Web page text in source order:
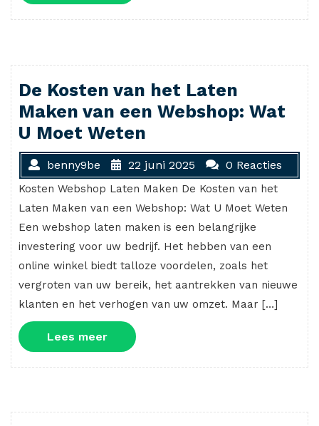
meer
De Kosten van het Laten
Maken van een Webshop: Wat
U Moet Weten
benny9be 22 juni 2025 0 Reacties
Kosten Webshop Laten Maken De Kosten van het
Laten Maken van een Webshop: Wat U Moet Weten
Een webshop laten maken is een belangrijke
investering voor uw bedrijf. Het hebben van een
online winkel biedt talloze voordelen, zoals het
vergroten van uw bereik, het aantrekken van nieuwe
klanten en het verhogen van uw omzet. Maar […]
Lees meerLees
meer